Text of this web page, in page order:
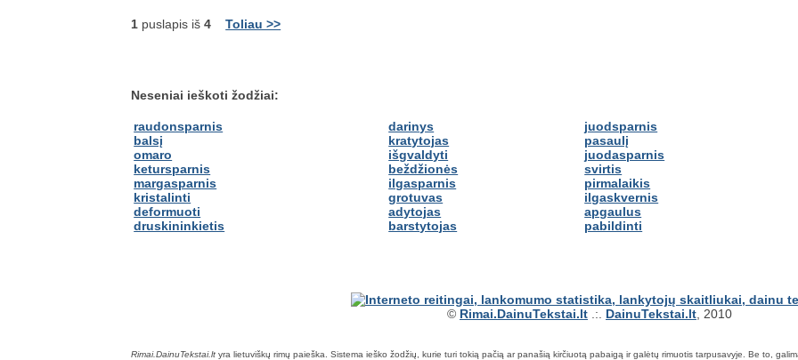
1 puslapis iš4 Toliau >>
Neseniai ieškoti žodžiai:
raudonsparnis
balsį
omaro
ketursparnis
margasparnis
kristalinti
deformuoti
druskininkietis
darinys
kratytojas
išgvaldyti
beždžionės
ilgasparnis
grotuvas
adytojas
barstytojas
juodsparnis
pasaulį
juodasparnis
svirtis
pirmalaikis
ilgaskvernis
apgaulus
pabildinti
© Rimai.DainuTekstai.lt .:. DainuTekstai.lt , 2010
Rimai.DainuTekstai.lt yra lietuviškų rimų paieška. Sistema ieško žodžių, kurie turi tokią pačią ar panašią kirčiuotą pabaigą ir galėtų rimuotis tarpusavyje. Be to,